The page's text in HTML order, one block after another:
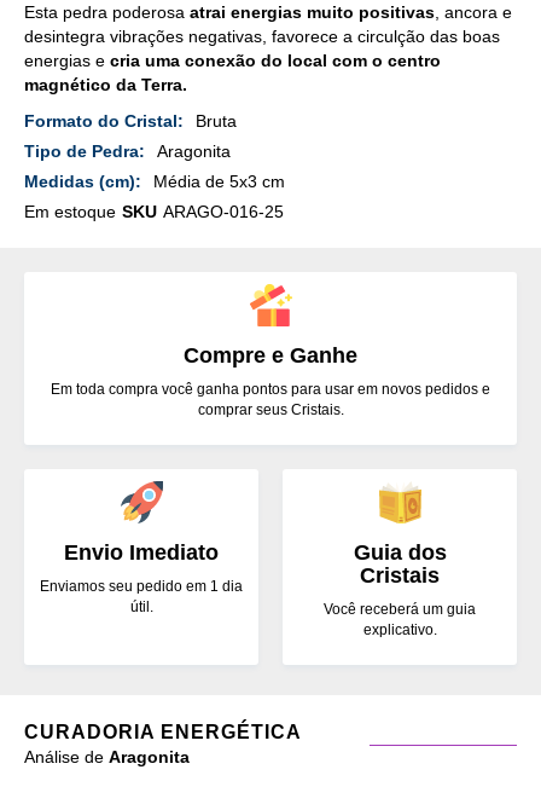
Esta pedra poderosa atrai energias muito positivas , ancora e
desintegra vibrações negativas, favorece a circulção das boas
energias e cria uma conexão do local com o centro
magnético da Terra.
Mais
Detalhes
Bruta
Aragonita
Média de 5x3 cm
Em estoque SKU ARAGO-016-25
Envio Imediato
Enviamos seu pedido em 1 dia
útil.
Compre e Ganhe
Em toda compra você ganha pontos para usar em novos pedidos e
comprar seus Cristais.
Guia dos
Cristais
Você receberá um guia
explicativo.
CURADORIA ENERGÉTICA
Análise de Aragonita